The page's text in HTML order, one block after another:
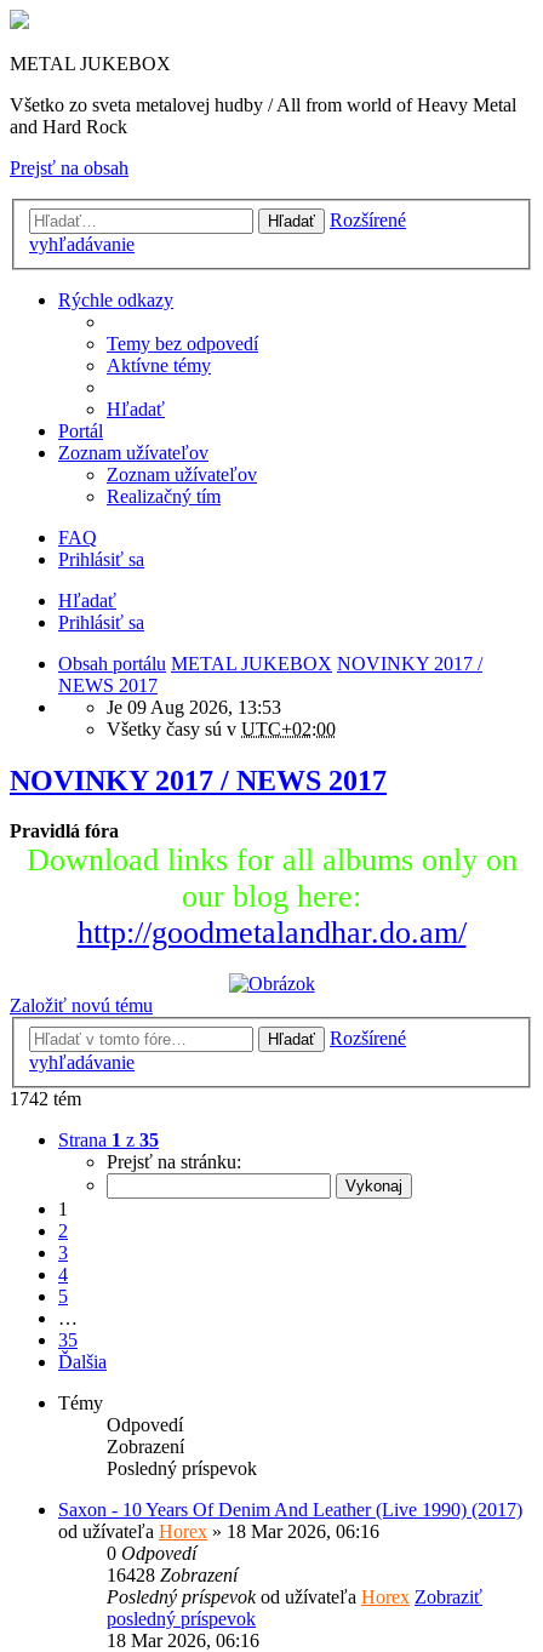
METAL JUKEBOX
Všetko zo sveta metalovej hudby / All from world of Heavy Metal
and Hard Rock
Prejsť na obsah
Hľadať
Rozšírené
vyhľadávanie
Rýchle odkazy
Temy bez odpovedí
Aktívne témy
Hľadať
Portál
Zoznam užívateľov
Zoznam užívateľov
Realizačný tím
FAQ
Prihlásiť sa
Hľadať
Prihlásiť sa
Obsah portálu METAL JUKEBOX NOVINKY 2017 /
NEWS 2017
Je 09 Aug 2026, 13:53
Všetky časy sú v UTC+02:00
NOVINKY 2017 / NEWS 2017
Pravidlá fóra
Download links for all albums only on
our blog here:
http://goodmetalandhar.do.am/
Založiť novú tému
Hľadať
Rozšírené
vyhľadávanie
1742 tém
Strana 1 z 35
Prejsť na stránku:
1
2
3
4
5
…
35
Ďalšia
Témy
Odpovedí
Zobrazení
Posledný príspevok
Saxon - 10 Years Of Denim And Leather (Live 1990) (2017)
od užívateľa Horex » 18 Mar 2026, 06:16
0 Odpovedí
16428 Zobrazení
Posledný príspevokod užívateľa Horex Zobraziť
posledný príspevok
18 Mar 2026, 06:16